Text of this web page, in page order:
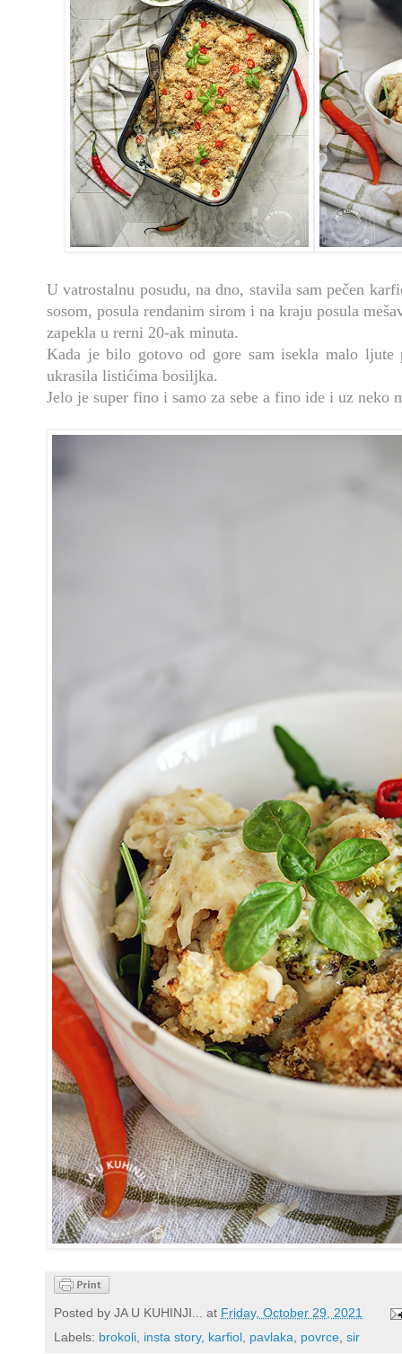
U vatrostalnu posudu, na dno, stavila sam pečen
sosom, posula rendanim sirom i na kraju posula
zapekla u rerni 20-ak minuta.
Kada je bilo gotovo od gore sam isekla malo ljute
ukrasila listićima bosiljka.
Jelo je super fino i samo za sebe a fino ide i uz neko
Posted by JA U KUHINJI... at Friday, October 29, 2021
Labels: brokoli, insta story, karfiol, pavlaka, povrce, sir